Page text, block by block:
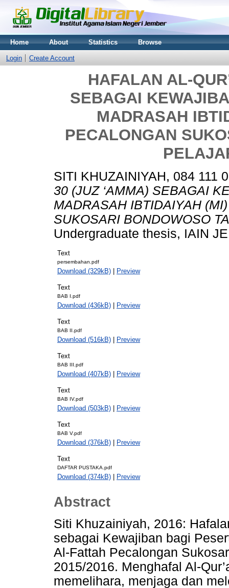
Home About Statistics Browse
Login Create Account
HAFALAN AL-
SEBAGAI
MADRASAH
PECALONGAN
SITI KHUZAINIYAH, 084 111
30 (JUZ ‘AMMA) SEBAGAI
MADRASAH IBTIDAIYAH
SUKOSARI BONDOWOSO
Undergraduate thesis, IAIN
Text
persembahan.pdf
Download (329kB) | Preview
Text
BAB I.pdf
Download (436kB) | Preview
Text
BAB II.pdf
Download (516kB) | Preview
Text
BAB III.pdf
Download (407kB) | Preview
Text
BAB IV.pdf
Download (503kB) | Preview
Text
BAB V.pdf
Download (376kB) | Preview
Text
DAFTAR PUSTAKA.pdf
Download (374kB) | Preview
Abstract
Siti Khuzainiyah, 2016:
sebagai Kewajiban bagi
Al-Fattah Pecalongan
2015/2016. Menghafal Al-
memelihara, menjaga dan